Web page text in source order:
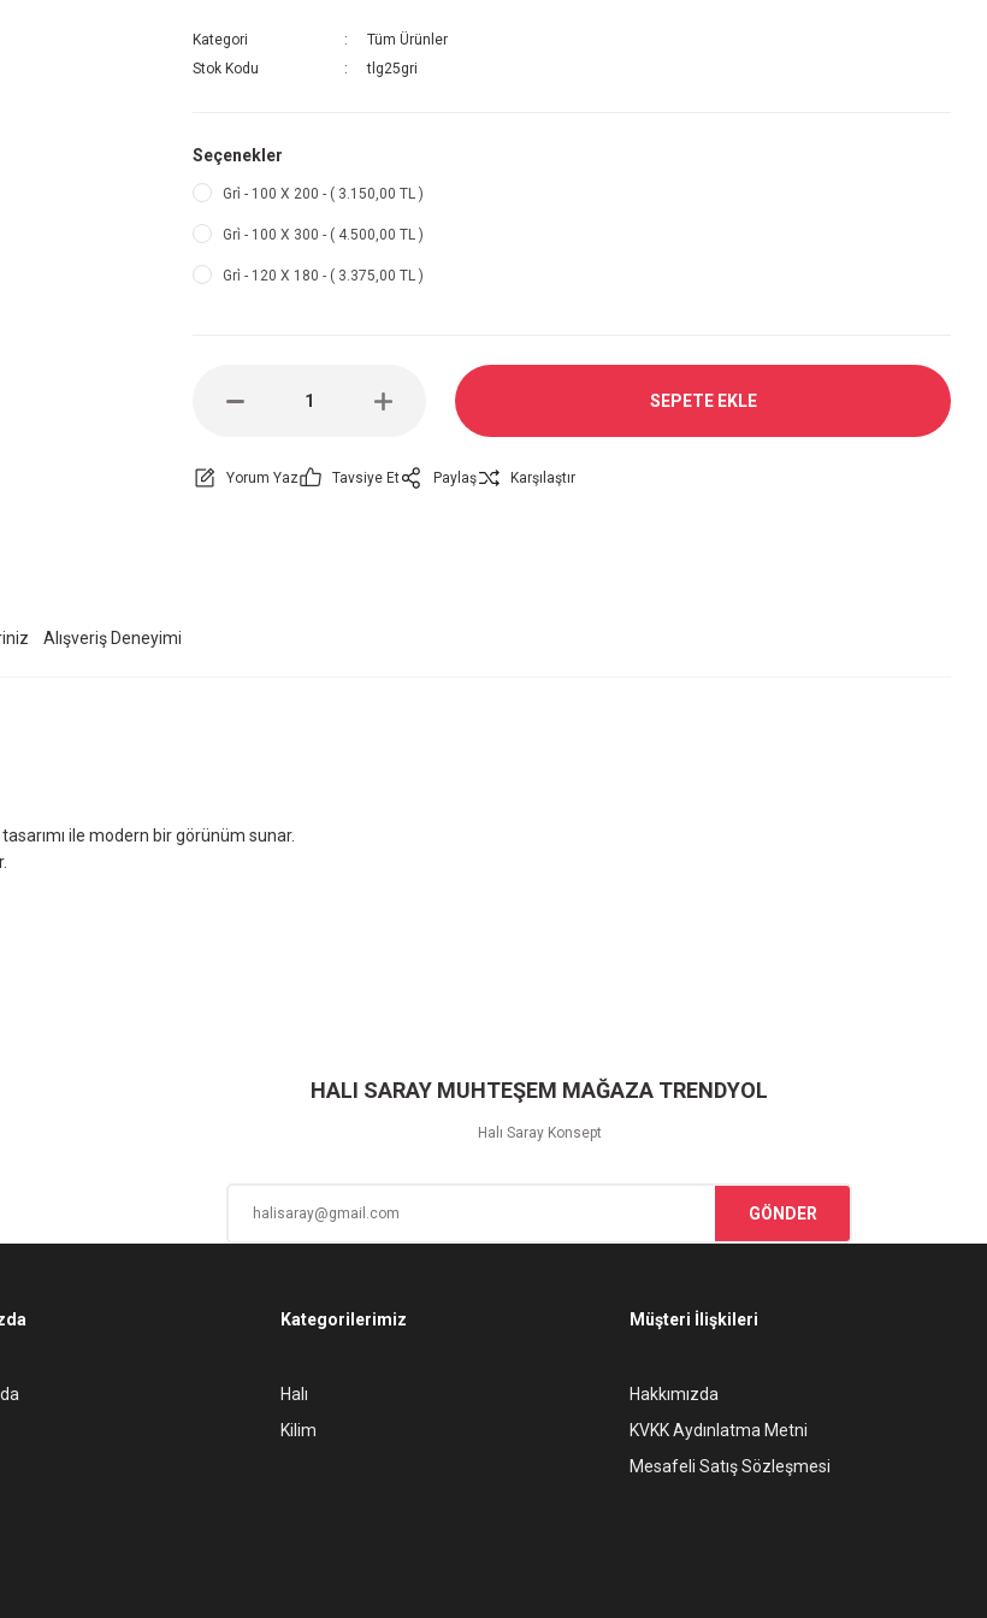
Kategori
Tüm Ürünler
Stok Kodu
tlg25gri
Seçenekler
Gri̇ - 100 X 200 - ( 3.150,00 TL )
Gri̇ - 100 X 300 - ( 4.500,00 TL )
Gri̇ - 120 X 180 - ( 3.375,00 TL )
SEPETE EKLE
Yorum Yaz Tavsiye Et Paylaş Karşılaştır
Alışveriş Deneyimi
ile modern bir görünüm sunar.
HALI SARAY MUHTEŞEM MAĞAZA TRENDYOL
Halı Saray Konsept
GÖNDER
Kategorilerimiz
Halı
Kilim
Müşteri İlişkileri
Hakkımızda
KVKK Aydınlatma Metni
Mesafeli Satış Sözleşmesi